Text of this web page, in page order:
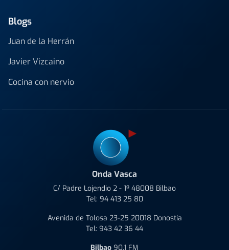
Blogs
Juan de la Herrán
Javier Vizcaino
Cocina con nervio
Onda Vasca
C/ Padre Lojendio 2 - 1º 48008 Bilbao
Tel: 94 413 25 80
Avenida de Tolosa 23-25 20018 Donostia
Tel: 943 42 36 44
Bilbao 90.1 FM